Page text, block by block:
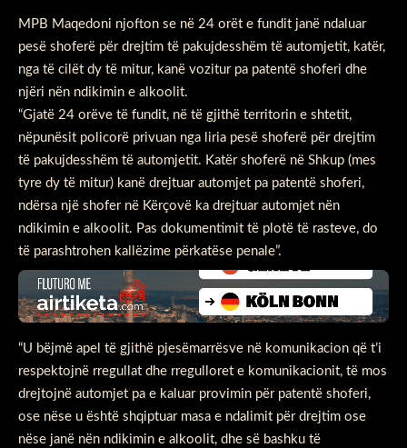
MPB Maqedoni njofton se në 24 orët e fundit janë ndaluar
pesë shoferë për drejtim të pakujdesshëm të automjetit, katër,
nga të cilët dy të mitur, kanë vozitur pa patentë shoferi dhe
njëri nën ndikimin e alkoolit.
“Gjatë 24 orëve të fundit, në të gjithë territorin e shtetit,
nëpunësit policorë privuan nga liria pesë shoferë për drejtim
të pakujdesshëm të automjetit. Katër shoferë në Shkup (mes
tyre dy të mitur) kanë drejtuar automjet pa patentë shoferi,
ndërsa një shofer në Kërçovë ka drejtuar automjet nën
ndikimin e alkoolit. Pas dokumentimit të plotë të rasteve, do
të parashtrohen kallëzime përkatëse penale”.
“U bëjmë apel të gjithë pjesëmarrësve në komunikacion që t’i
respektojnë rregullat dhe rregulloret e komunikacionit, të mos
drejtojnë automjet pa e kaluar provimin për patentë shoferi,
ose nëse u është shqiptuar masa e ndalimit për drejtim ose
nëse janë nën ndikimin e alkoolit, dhe së bashku të